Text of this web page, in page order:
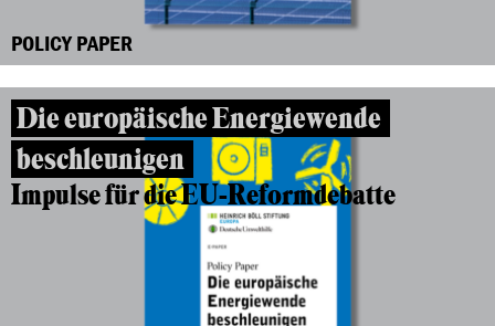
POLICY PAPER
Die europäische Energiewende
beschleunigen
Impulse für die EU-Reformdebatte